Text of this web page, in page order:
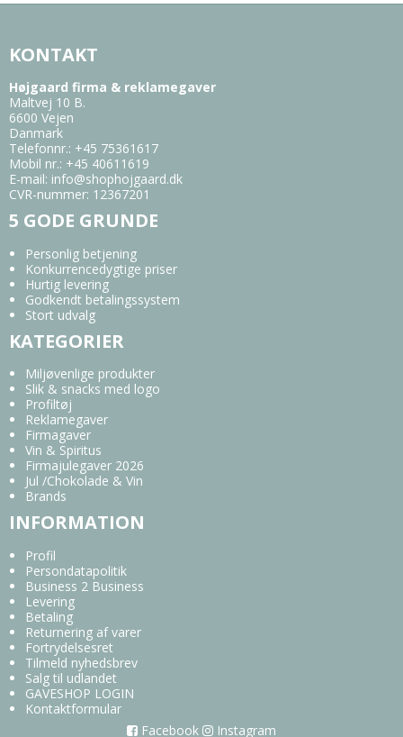
KONTAKT
Højgaard firma & reklamegaver
Maltvej 10 B.
6600 Vejen
Danmark
Telefonnr.: +45 75361617
Mobil nr.: +45 40611619
E-mail: info@shophojgaard.dk
CVR-nummer: 12367201
5 GODE GRUNDE
Personlig betjening
Konkurrencedygtige priser
Hurtig levering
Godkendt betalingssystem
Stort udvalg
KATEGORIER
Miljøvenlige produkter
Slik & snacks med logo
Profiltøj
Reklamegaver
Firmagaver
Vin & Spiritus
Firmajulegaver 2026
Jul /Chokolade & Vin
Brands
INFORMATION
Profil
Persondatapolitik
Business 2 Business
Levering
Betaling
Returnering af varer
Fortrydelsesret
Tilmeld nyhedsbrev
Salg til udlandet
GAVESHOP LOGIN
Kontaktformular
Facebook
Instagram